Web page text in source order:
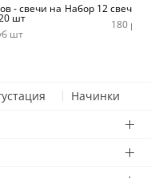
- свечи на
шт
шт
Набор 12 свечей
180 руб
Начинки